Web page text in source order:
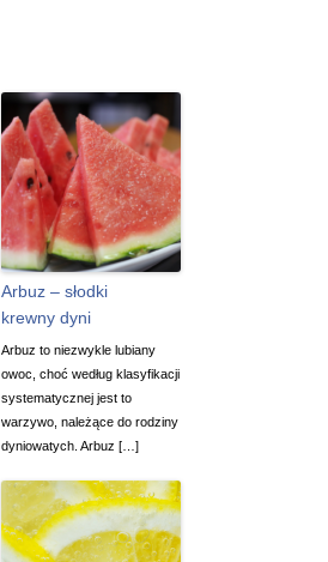
Arbuz – słodki
krewny dyni
Arbuz to niezwykle lubiany
owoc, choć według klasyfikacji
systematycznej jest to
warzywo, należące do rodziny
dyniowatych. Arbuz […]